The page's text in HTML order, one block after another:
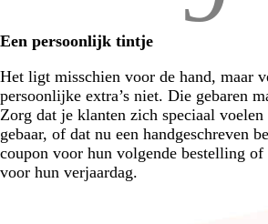
Een persoonlijk tintje
Het ligt misschien voor de hand, maar
persoonlijke extra’s niet. Die gebaren
Zorg dat je klanten zich speciaal
gebaar, of dat nu een handgeschreven
coupon voor hun volgende bestelling of
voor hun verjaardag.